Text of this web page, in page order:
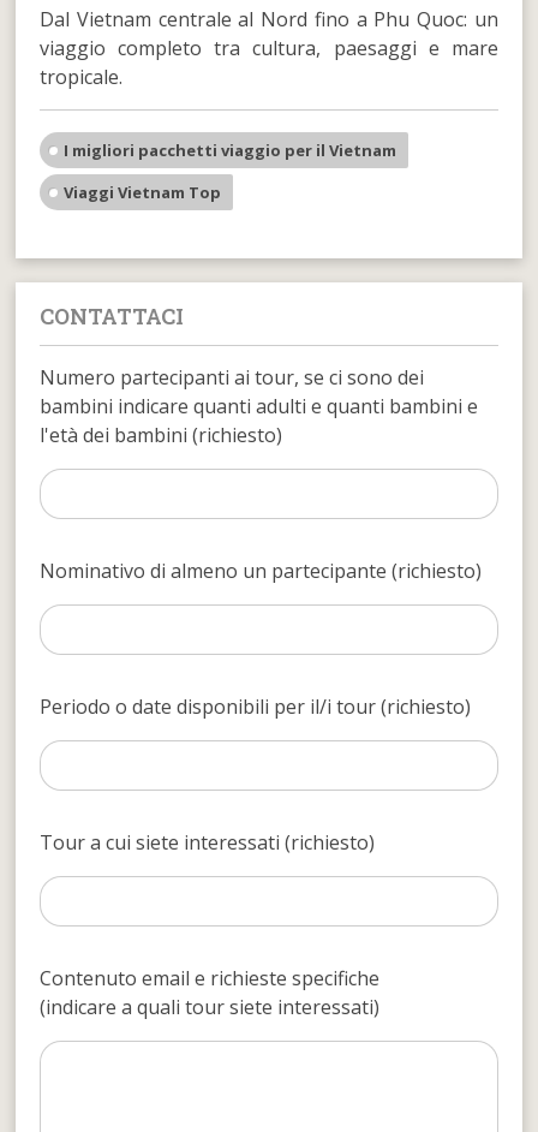
Dal Vietnam centrale al Nord fino a Phu Quoc: un
viaggio completo tra cultura, paesaggi e mare
tropicale.
I migliori pacchetti viaggio per il Vietnam
Viaggi Vietnam Top
CONTATTACI
Numero partecipanti ai tour, se ci sono dei
bambini indicare quanti adulti e quanti bambini e
l'età dei bambini (richiesto)
Nominativo di almeno un partecipante (richiesto)
Periodo o date disponibili per il/i tour (richiesto)
Tour a cui siete interessati (richiesto)
Contenuto email e richieste specifiche
(indicare a quali tour siete interessati)